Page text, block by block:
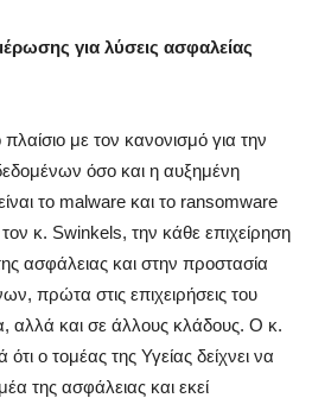
για λύσεις ασφαλείας
με τον κανονισμό για την
όσο και η αυξημένη
το malware και το ransomware
κ. Swinkels, την κάθε επιχείρηση
ασφάλειας και στην προστασία
πρώτα στις επιχειρήσεις του
αλλά και σε άλλους κλάδους. Ο κ.
ο τομέας της Υγείας δείχνει να
της ασφάλειας και εκεί